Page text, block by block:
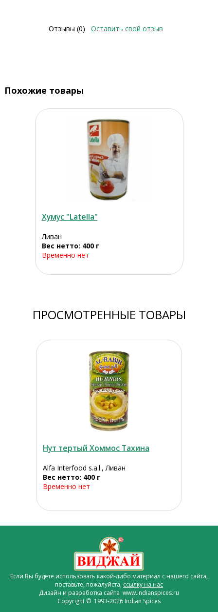
Отзывы (0) Оставить свой отзыв
Похожие товары
Хумус "Latella"
Ливан
Вес нетто: 400 г
Временно нет
ПРОСМОТРЕННЫЕ ТОВАРЫ
Нут тертый Хоммос Тахина
Alfa Interfood s.a.l., Ливан
Вес нетто: 400 г
Временно нет
Если Вы будете использовать какой-либо материал с нашего сайта,
поставьте, пожалуйста, ссылку на нас
Дизайн и разработка сайта www.indianspices.ru
Copyright © 1993-2026 Indian Spices